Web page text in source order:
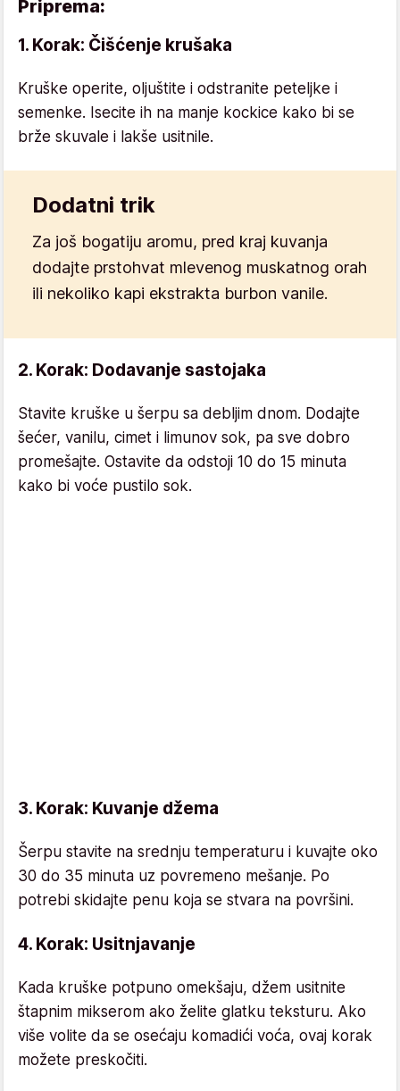
Priprema:
1. Korak: Čišćenje krušaka
Kruške operite, oljuštite i odstranite peteljke i
semenke. Isecite ih na manje kockice kako bi se
brže skuvale i lakše usitnile.
Dodatni trik
Za još bogatiju aromu, pred kraj kuvanja
dodajte prstohvat mlevenog muskatnog orah
ili nekoliko kapi ekstrakta burbon vanile.
2. Korak: Dodavanje sastojaka
Stavite kruške u šerpu sa debljim dnom. Dodajte
šećer, vanilu, cimet i limunov sok, pa sve dobro
promešajte. Ostavite da odstoji 10 do 15 minuta
kako bi voće pustilo sok.
3. Korak: Kuvanje džema
Šerpu stavite na srednju temperaturu i kuvajte oko
30 do 35 minuta uz povremeno mešanje. Po
potrebi skidajte penu koja se stvara na površini.
4. Korak: Usitnjavanje
Kada kruške potpuno omekšaju, džem usitnite
štapnim mikserom ako želite glatku teksturu. Ako
više volite da se osećaju komadići voća, ovaj korak
možete preskočiti.